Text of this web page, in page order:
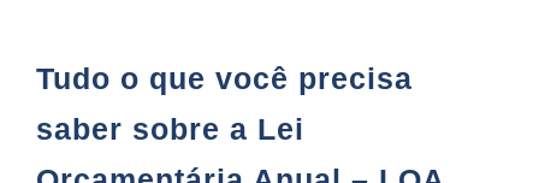
Tudo o que você precisa
saber sobre a Lei